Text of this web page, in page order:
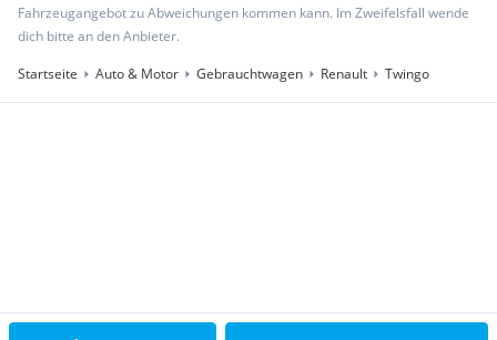
Fahrzeugangebot zu Abweichungen kommen kann. Im Zweifelsfall wende
dich bitte an den Anbieter.
Startseite
Auto & Motor Gebrauchtwagen Renault Twingo